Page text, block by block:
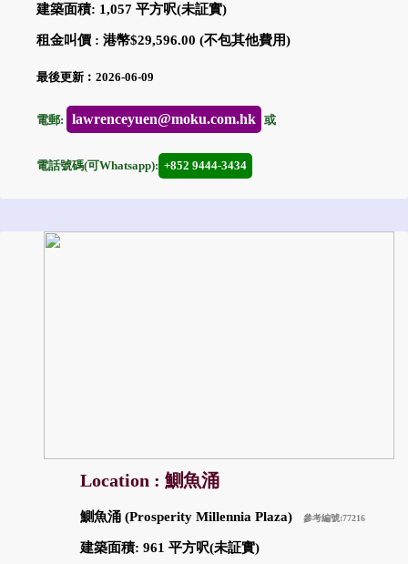
建築面積: 1,057 平方呎(未証實)
租金叫價 : 港幣$29,596.00 (不包其他費用)
最後更新︰2026-06-09
電郵: lawrenceyuen@moku.com.hk 或
電話號碼(可Whatsapp): +852 9444-3434
Location : 鰂魚涌
鰂魚涌 (Prosperity Millennia Plaza) 參考編號:77216
建築面積: 961 平方呎(未証實)